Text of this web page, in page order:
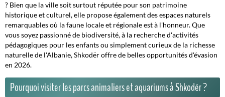
? Bien que la ville soit surtout réputée pour son patrimoine
historique et culturel, elle propose également des espaces naturels
remarquables où la faune locale et régionale est à l'honneur. Que
vous soyez passionné de biodiversité, à la recherche d'activités
pédagogiques pour les enfants ou simplement curieux de la richesse
naturelle de l'Albanie, Shkodër offre de belles opportunités d'évasion
en 2026.
Pourquoi visiter les parcs animaliers et aquariums à Shkodër ?